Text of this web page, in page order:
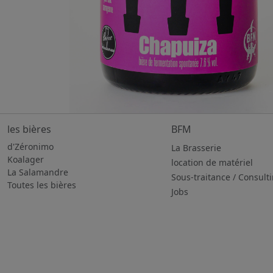
les bières
d'Zéronimo
Koalager
La Salamandre
Toutes les bières
BFM
La Brasserie
location de matériel
Sous-traitance /
Jobs